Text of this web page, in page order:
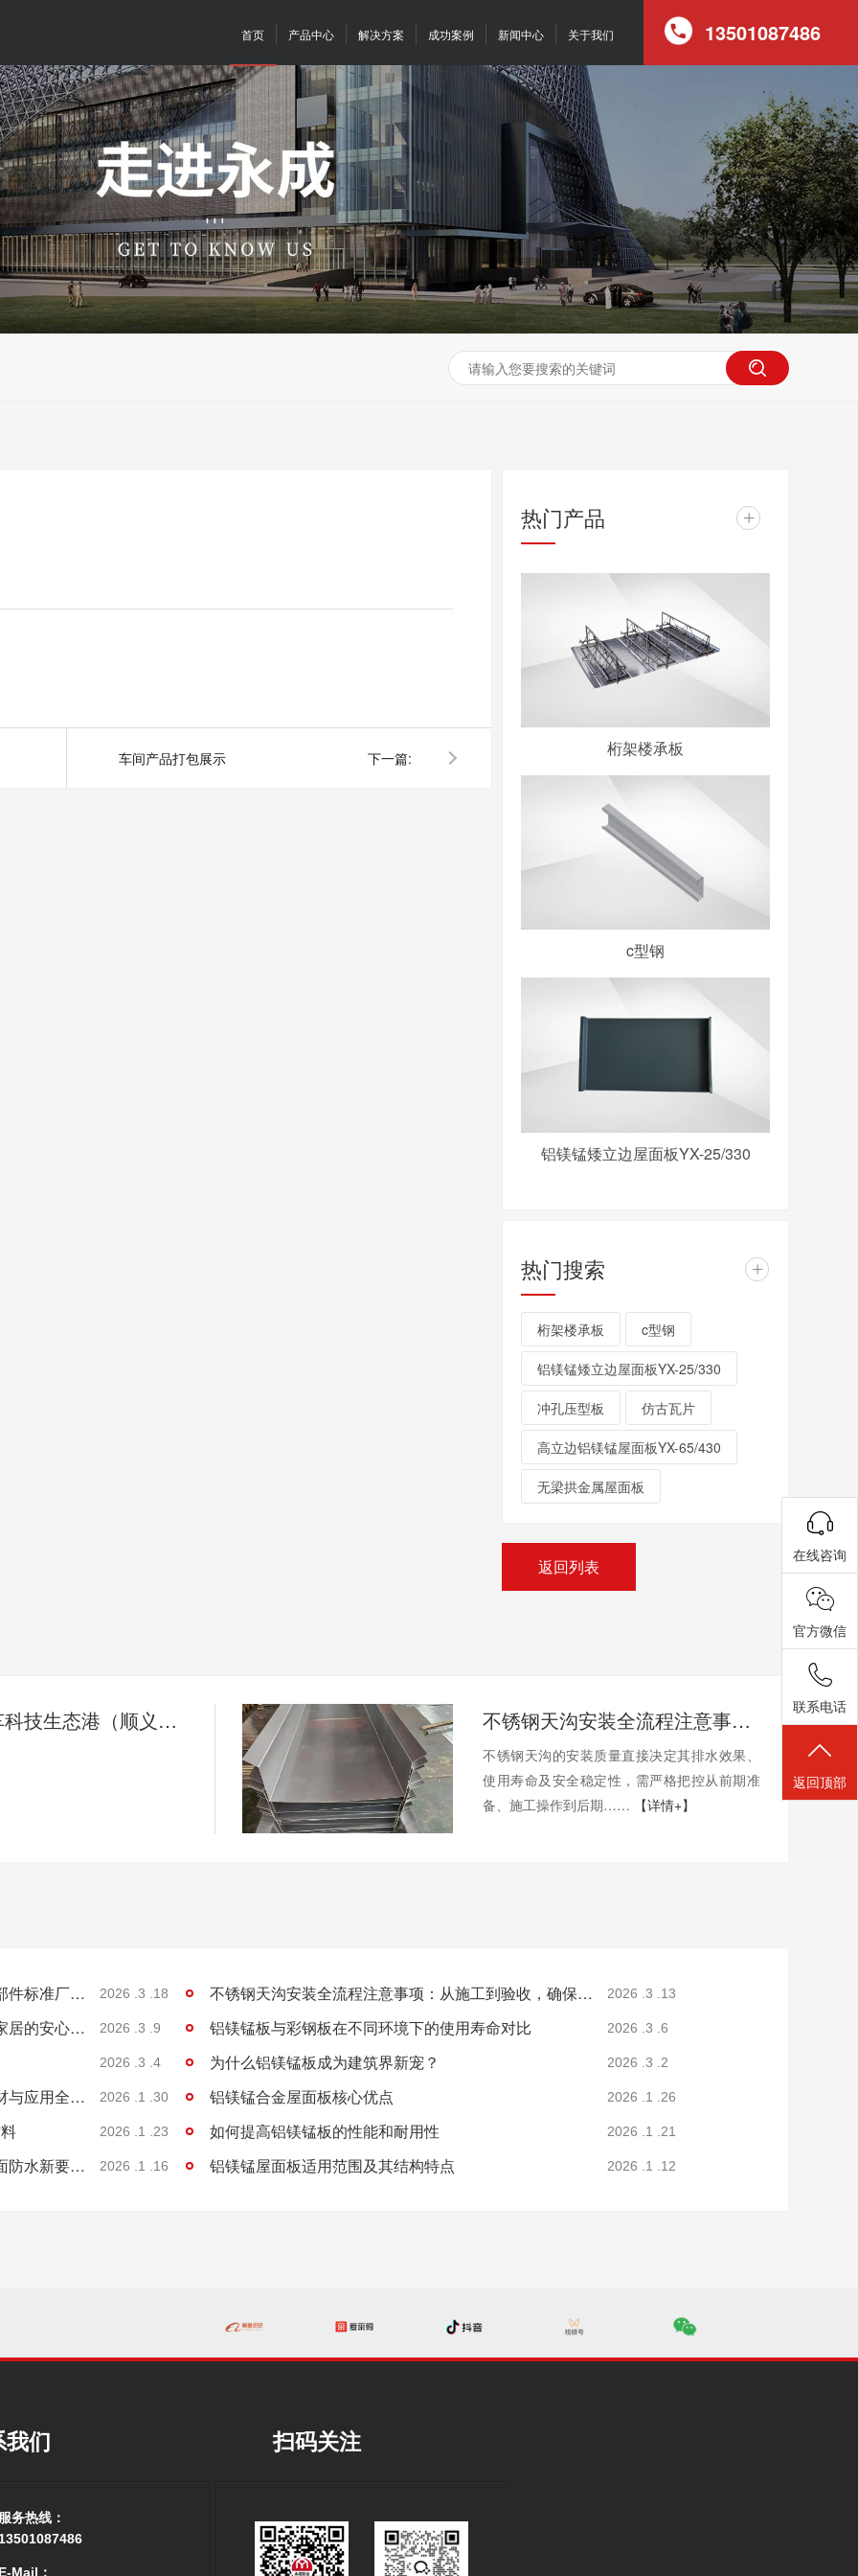
13501087486
首页 产品中心 解决方案 成功案例 新闻中心 关于我们
下一篇:
车间产品打包展示
热门产品 +
桁架楼承板
c型钢
铝镁锰矮立边屋面板YX-25/330
热门搜索 +
桁架楼承板 c型钢
铝镁锰矮立边屋面板YX-25/330
冲孔压型板 仿古瓦片
高立边铝镁锰屋面板YX-65/430
无梁拱金属屋面板
返回列表
新能源汽车科技生态港（顺义）汽车核心零部件标准厂房项目施工进展 不锈钢天沟安装全流程注意事项：从施工到验收，确保排水稳定无渗漏
不锈钢天沟的安装质量直接决定其排水效果、
使用寿命及安全稳定性，需严格把控从前期准
备、施工操作到后期……
【详情+】
新能源汽车科技生态港（顺义）汽车核心零部件标准厂房项目施工进展 2026 .3 .18 不锈钢天沟安装全流程注意事项：从施工到验收，确保排水稳定无渗漏 2026 .3 .13
不锈钢天沟：建筑排水的耐用之选，工程与家居的安心保障 2026 .3 .9 铝镁锰板与彩钢板在不同环境下的使用寿命对比 2026 .3 .6
2026 .3 .4 为什么铝镁锰板成为建筑界新宠？ 2026 .3 .2
楼承板：钢结构建筑中的高效承重核心，选材与应用全解析 2026 .1 .30 铝镁锰合金屋面板核心优点 2026 .1 .26
2026 .1 .23 如何提高铝镁锰板的性能和耐用性 2026 .1 .21
金属屋面防水工程的设计施工要点及组合屋面防水新要求探讨 2026 .1 .16 铝镁锰屋面板适用范围及其结构特点 2026 .1 .12
我们
务热线：
Mail：
扫码关注
在线咨询
官方微信
联系电话
返回顶部